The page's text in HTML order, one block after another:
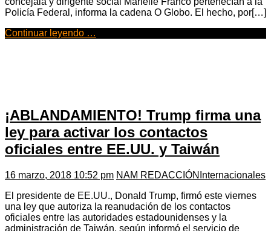
Policía Federal, informa la cadena O Globo. El hecho, por[…]
Continuar leyendo …
¡ABLANDAMIENTO! Trump firma una
ley para activar los contactos
oficiales entre EE.UU. y Taiwán
16 marzo, 2018 10:52 pm NAM REDACCIÓN Internacionales
El presidente de EE.UU., Donald Trump, firmó este viernes
una ley que autoriza la reanudación de los contactos
oficiales entre las autoridades estadounidenses y la
administración de Taiwán, según informó el servicio de